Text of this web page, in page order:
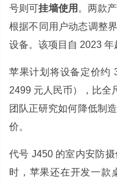
号则可挂墙使用 。两款
根据不同用户动态调整
设备。该项目自 2023 年
苹果计划将设备定价约
2499 元人民币），比全
团队正研究如何降低制
价。
代号 J450 的室内安防摄
时，苹果还在开发一款